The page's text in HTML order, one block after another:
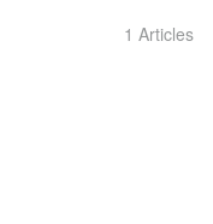
1 Articles